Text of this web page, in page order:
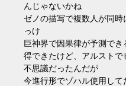
んじゃないかね
ゼノの描写で複数人が同
っけ
巨神界で因果律が予測で
得できたけど、アルスト
不思議だったんだが
今進行形でゾハル使用し